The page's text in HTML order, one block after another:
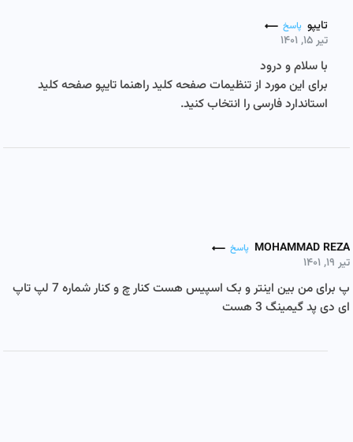
تایپو پاسخ
تیر ۱۵, ۱۴۰۱
با سلام و درود
برای این مورد از تنظیمات صفحه کلید راهنما تایپو صفحه کلید
استاندارد فارسی را انتخاب کنید.
MOHAMMAD REZA پاسخ
تیر ۱۹, ۱۴۰۱
پ برای من بین اینتر و بک اسپیس هست کنار چ و کنار شماره 7 لپ تاپ
ای دی پد گیمینگ 3 هست